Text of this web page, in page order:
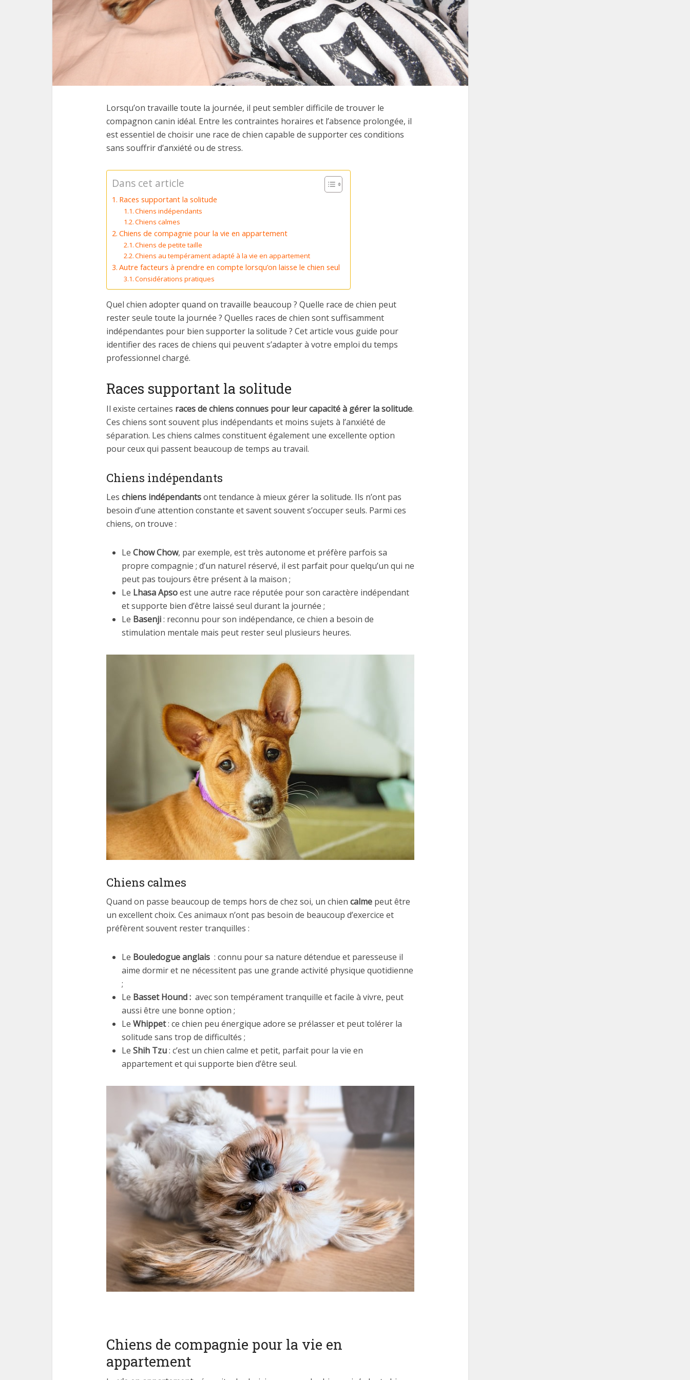
Lorsqu’on travaille toute la journée, il peut sembler difficile de trouver le
compagnon canin idéal. Entre les contraintes horaires et l’absence prolongée, il
est essentiel de choisir une race de chien capable de supporter ces conditions
sans souffrir d’anxiété ou de stress.
Dans cet article
Races supportant la solitude
Chiens indépendants
Chiens calmes
Chiens de compagnie pour la vie en appartement
Chiens de petite taille
Chiens au tempérament adapté à la vie en appartement
Autre facteurs à prendre en compte lorsqu’on laisse le chien seul
Considérations pratiques
Quel chien adopter quand on travaille beaucoup ? Quelle race de chien peut
rester seule toute la journée ? Quelles races de chien sont suffisamment
indépendantes pour bien supporter la solitude ? Cet article vous guide pour
identifier des races de chiens qui peuvent s’adapter à votre emploi du temps
professionnel chargé.
Races supportant la solitude
Il existe certaines races de chiens connues pour leur capacité à gérer la solitude.
Ces chiens sont souvent plus indépendants et moins sujets à l’anxiété de
séparation. Les chiens calmes constituent également une excellente option
pour ceux qui passent beaucoup de temps au travail.
Chiens indépendants
Les chiens indépendantsont tendance à mieux gérer la solitude. Ils n’ont pas
besoin d’une attention constante et savent souvent s’occuper seuls. Parmi ces
chiens, on trouve :
Le Chow Chow, par exemple, est très autonome et préfère parfois sa
propre compagnie ; d’un naturel réservé, il est parfait pour quelqu’un qui ne
peut pas toujours être présent à la maison ;
Le Lhasa Apsoest une autre race réputée pour son caractère indépendant
et supporte bien d’être laissé seul durant la journée ;
Le Basenji: reconnu pour son indépendance, ce chien a besoin de
stimulation mentale mais peut rester seul plusieurs heures.
Chiens calmes
Quand on passe beaucoup de temps hors de chez soi, un chien calme peut être
un excellent choix. Ces animaux n’ont pas besoin de beaucoup d’exercice et
préfèrent souvent rester tranquilles :
Le Bouledogue anglais : connu pour sa nature détendue et paresseuse il
aime dormir et ne nécessitent pas une grande activité physique quotidienne
;
Le Basset Hound : avec son tempérament tranquille et facile à vivre, peut
aussi être une bonne option ;
Le Whippet: ce chien peu énergique adore se prélasser et peut tolérer la
solitude sans trop de difficultés ;
Le Shih Tzu: c’est un chien calme et petit, parfait pour la vie en
appartement et qui supporte bien d’être seul.
Chiens de compagnie pour la vie en
appartement